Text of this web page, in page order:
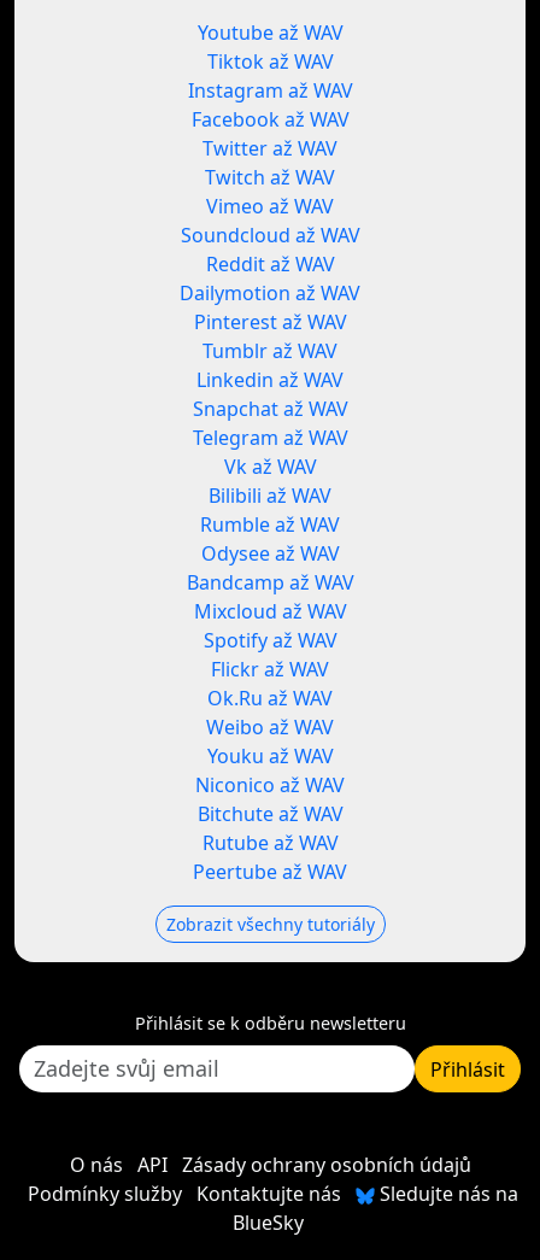
Youtube až WAV
Tiktok až WAV
Instagram až WAV
Facebook až WAV
Twitter až WAV
Twitch až WAV
Vimeo až WAV
Soundcloud až WAV
Reddit až WAV
Dailymotion až WAV
Pinterest až WAV
Tumblr až WAV
Linkedin až WAV
Snapchat až WAV
Telegram až WAV
Vk až WAV
Bilibili až WAV
Rumble až WAV
Odysee až WAV
Bandcamp až WAV
Mixcloud až WAV
Spotify až WAV
Flickr až WAV
Ok.Ru až WAV
Weibo až WAV
Youku až WAV
Niconico až WAV
Bitchute až WAV
Rutube až WAV
Peertube až WAV
Zobrazit všechny tutoriály
Přihlásit se k odběru newsletteru
Přihlásit
O nás API Zásady ochrany osobních údajů
Podmínky služby
Kontaktujte nás
Sledujte nás na
BlueSky